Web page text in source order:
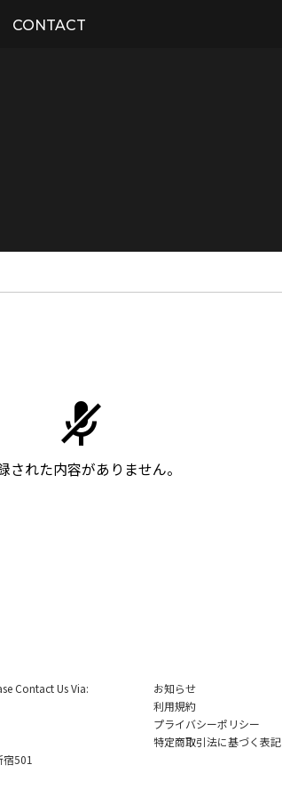
CONTACT
された内容がありません。
Contact Us Via:
501
お知らせ
利用規約
プライバシーポリシー
特定商取引法に基づく表記